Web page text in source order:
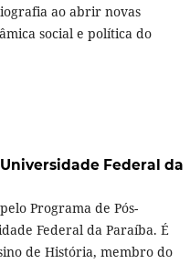
ao abrir novas
social e política do
Universidade Federal da
Programa de Pós-
Federal da Paraíba. É
de História, membro do